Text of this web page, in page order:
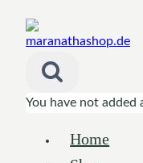
Inhalt
You have not
Home